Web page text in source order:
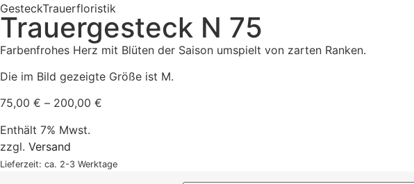
GesteckTrauerfloristik
Trauergesteck N 75
Farbenfrohes Herz mit Blüten der Saison umspielt von zarten Ranken.
Die im Bild gezeigte Größe ist M.
75,00 € – 200,00 €
Enthält 7% Mwst.
zzgl. Versand
Lieferzeit: ca. 2-3 Werktage